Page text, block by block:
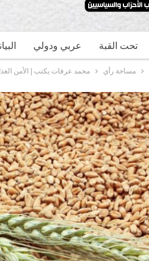
عربي ودولي تحت القبة
مساحة رأي محمد عرفات يكتب | الأمن